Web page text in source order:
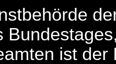
ist